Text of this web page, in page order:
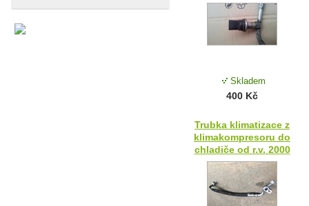
Skladem
400 Kč
Trubka klimatizace z
klimakompresoru do
chladiče od r.v. 2000